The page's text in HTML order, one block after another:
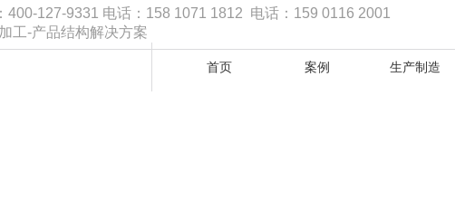
127-9331 电话：158 1071 1812 电话：159 0116 2001
工-产品结构解决方案
首页 案例 生产制造